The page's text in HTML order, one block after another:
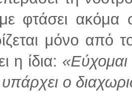
φτάσει ακόμα
μόνο από
η ίδια:
ο